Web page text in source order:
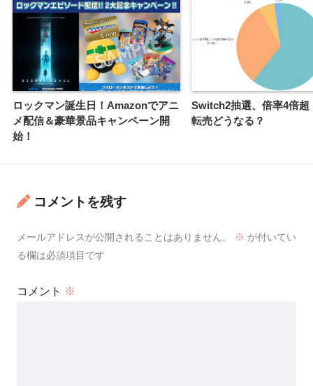
ロックマン誕生日！Amazonでアニ
メ配信＆豪華景品キャンペーン開
始！
Switch2抽選、倍率4倍超
転売どうなる？
コメントを残す
メールアドレスが公開されることはありません。 ※ が付いてい
る欄は必須項目です
コメント ※